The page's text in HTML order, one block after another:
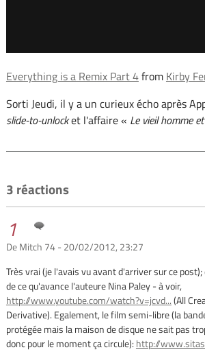
Everything is a Remix Part 4from Kirby
Sorti Jeudi, il y a un curieux écho après
slide-to-unlocket l'affaire « Le vieil homme
3 réactions
1
De Mitch 74 - 20/02/2012, 23:27
Très vrai (je l'avais vu avant d'arriver sur ce
de ce qu'avance l'auteure Nina Paley - à voir,
http://www.youtube.com/watch?v=jcvd...(All
Derivative). Egalement, le film semi-libre (la
protégée mais la maison de disque ne sait pas
donc pour le moment ça circule): http://